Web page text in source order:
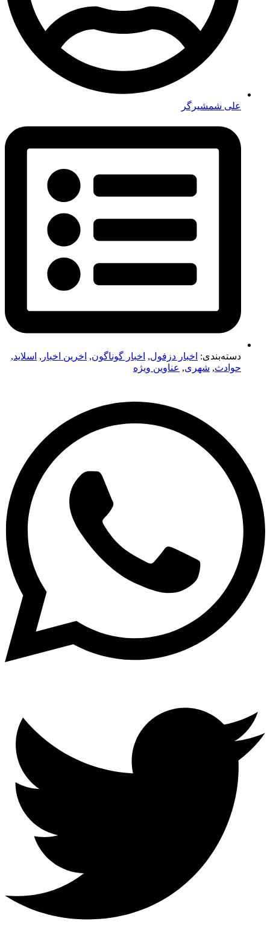
علی شمشیرگر
دسته‌بندی: اخبار دزفول, اخبار گوناگون,اخرین اخبار اسلاید ,
حوادث,شهری,عناوین ویژه